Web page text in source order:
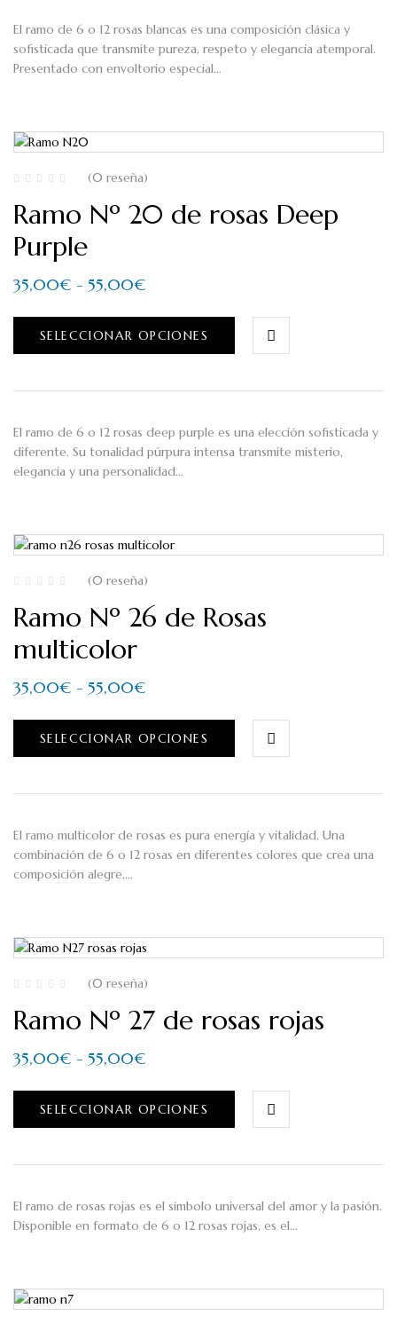
El ramo de 6 o 12 rosas blancas es una composición clásica y
sofisticada que transmite pureza, respeto y elegancia atemporal.
Presentado con envoltorio especial…
(0 reseña)
Ramo Nº 20 de rosas Deep
Purple
35,00€ - 55,00€
SELECCIONAR OPCIONES
El ramo de 6 o 12 rosas deep purple es una elección sofisticada y
diferente. Su tonalidad púrpura intensa transmite misterio,
elegancia y una personalidad…
(0 reseña)
Ramo Nº 26 de Rosas
multicolor
35,00€ - 55,00€
SELECCIONAR OPCIONES
El ramo multicolor de rosas es pura energía y vitalidad. Una
combinación de 6 o 12 rosas en diferentes colores que crea una
composición alegre,…
(0 reseña)
Ramo Nº 27 de rosas rojas
35,00€ - 55,00€
SELECCIONAR OPCIONES
El ramo de rosas rojas es el símbolo universal del amor y la pasión.
Disponible en formato de 6 o 12 rosas rojas, es el…